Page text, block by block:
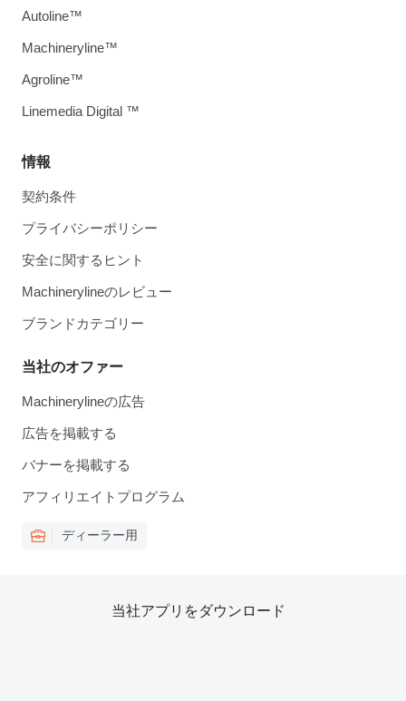
情報
契約条件
プライバシーポリシー
安全に関するヒント
Machinerylineのレビュー
ブランドカテゴリー
当社のオファー
Machinerylineの広告
広告を掲載する
バナーを掲載する
アフィリエイトプログラム
ディーラー用
Autoline™
Machineryline™
Agroline™
Linemedia Digital ™
当社アプリをダウンロード